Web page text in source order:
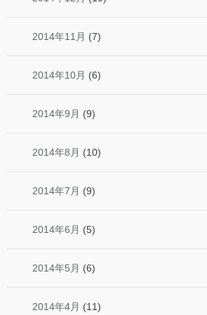
2014年11月 (7)
2014年10月 (6)
2014年9月 (9)
2014年8月 (10)
2014年7月 (9)
2014年6月 (5)
2014年5月 (6)
2014年4月 (11)